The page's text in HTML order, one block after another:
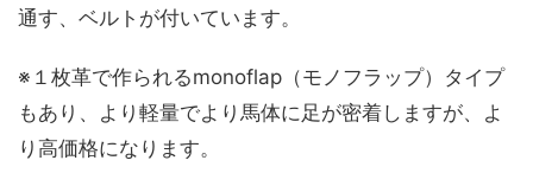
通す、ベルトが付いています。
※１枚革で作られるmonoflap（モノフラップ）タイプ
もあり、より軽量でより馬体に足が密着しますが、よ
り高価格になります。